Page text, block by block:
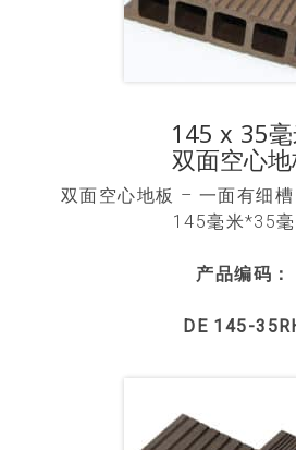
145 x 35
双面空心地
双面空心地板 – 一面有细
145毫米*35
产品编码：
DE 145-